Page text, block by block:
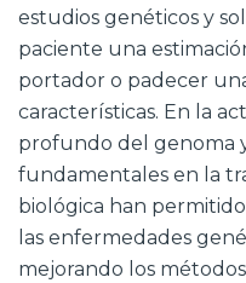
estudios genéticos y
paciente una
portador o padecer
características. En la
profundo del genoma
fundamentales en la
biológica han
las enfermedades
mejorando los